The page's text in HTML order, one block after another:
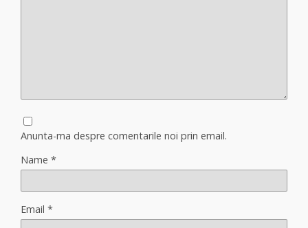
Anunta-ma despre comentarile noi prin email.
Name *
Email *